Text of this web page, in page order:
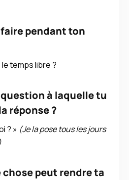
pendant ton
temps libre ?
à laquelle tu
réponse ?
? » (Je la pose tous les jours
peut rendre ta